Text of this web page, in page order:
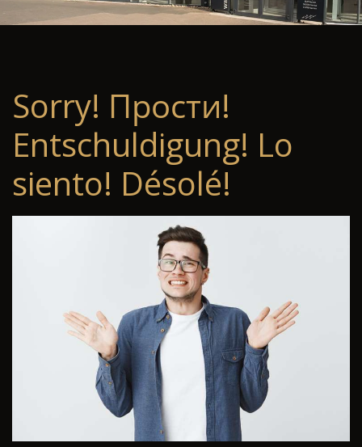
Sorry! Прости!
Entschuldigung! Lo
siento! Désolé!